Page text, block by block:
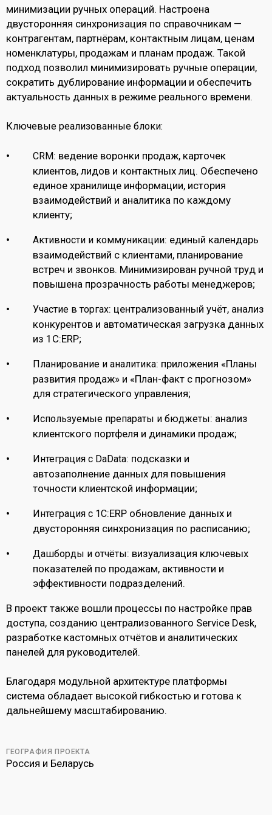
минимизации ручных операций. Настроена
двусторонняя синхронизация по справочникам —
контрагентам, партнёрам, контактным лицам, ценам
номенклатуры, продажам и планам продаж. Такой
подход позволил минимизировать ручные операции,
сократить дублирование информации и обеспечить
актуальность данных в режиме реального времени.
Ключевые реализованные блоки:
CRM: ведение воронки продаж, карточек
клиентов, лидов и контактных лиц. Обеспечено
единое хранилище информации, история
взаимодействий и аналитика по каждому
клиенту;
Активности и коммуникации: единый календарь
взаимодействий с клиентами, планирование
встреч и звонков. Минимизирован ручной труд и
повышена прозрачность работы менеджеров;
Участие в торгах: централизованный учёт, анализ
конкурентов и автоматическая загрузка данных
из 1С:ERP;
Планирование и аналитика: приложения «Планы
развития продаж» и «План-факт с прогнозом»
для стратегического управления;
Используемые препараты и бюджеты: анализ
клиентского портфеля и динамики продаж;
Интеграция с DaData: подсказки и
автозаполнение данных для повышения
точности клиентской информации;
Интеграция с 1С:ERP обновление данных и
двусторонняя синхронизация по расписанию;
Дашборды и отчёты: визуализация ключевых
показателей по продажам, активности и
эффективности подразделений.
В проект также вошли процессы по настройке прав
доступа, созданию централизованного Service Desk,
разработке кастомных отчётов и аналитических
панелей для руководителей.
Благодаря модульной архитектуре платформы
система обладает высокой гибкостью и готова к
дальнейшему масштабированию.
ГЕОГРАФИЯ ПРОЕКТА
Россия и Беларусь